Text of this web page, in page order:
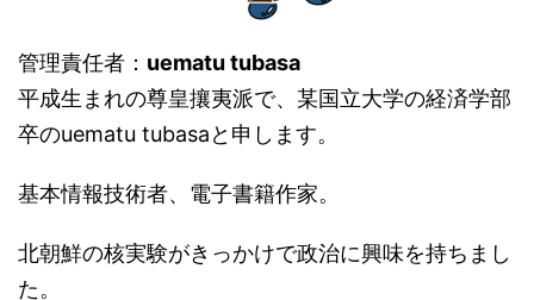
管理責任者： uematu tubasa
平成生まれの尊皇攘夷派で、某国立大学の経済学部
卒のuematu tubasaと申します。
基本情報技術者、電子書籍作家。
北朝鮮の核実験がきっかけで政治に興味を持ちまし
た。